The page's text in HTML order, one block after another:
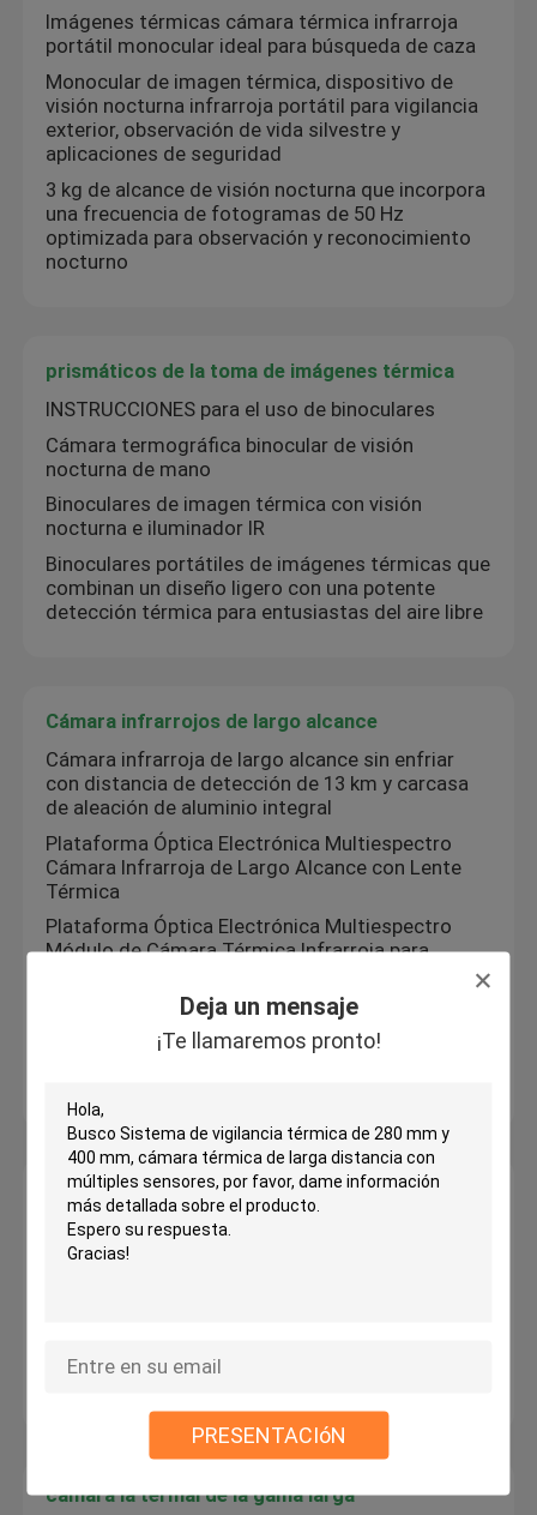
Deja un mensaje
¡Te llamaremos pronto!
PRESENTACIóN
Cámara de la visión nocturna de la gama larga
Sistema de vigilancia termal
cámara termal refrescada
Monóculo de la toma de imágenes térmica
Cámara infrarrojos de largo alcance
Cámara infrarroja portátil
Imágenes térmicas cámara térmica infrarroja
portátil monocular ideal para búsqueda de caza
Monocular de imagen térmica, dispositivo de
visión nocturna infrarroja portátil para vigilancia
exterior, observación de vida silvestre y
aplicaciones de seguridad
3 kg de alcance de visión nocturna que incorpora
una frecuencia de fotogramas de 50 Hz
optimizada para observación y reconocimiento
nocturno
prismáticos de la toma de imágenes térmica
INSTRUCCIONES para el uso de binoculares
Cámara termográfica binocular de visión
nocturna de mano
Binoculares de imagen térmica con visión
nocturna e iluminador IR
Binoculares portátiles de imágenes térmicas que
combinan un diseño ligero con una potente
detección térmica para entusiastas del aire libre
Cámara infrarrojos de largo alcance
Cámara infrarroja de largo alcance sin enfriar
con distancia de detección de 13 km y carcasa
de aleación de aluminio integral
Plataforma Óptica Electrónica Multiespectro
Cámara Infrarroja de Largo Alcance con Lente
Térmica
Plataforma Óptica Electrónica Multiespectro
Módulo de Cámara Térmica Infrarroja para
Distancia de detección Vehículo 13km Hombre
Cámara infrarroja de largo alcancePlataforma
óptica electrónica de espectro múltiple Lente
Cámara infrarroja portátil
Cámara térmica portátil de menos de 1 kg, ligera
Cámara infrarroja portátil de menos de 1 kg con
cámara la termal de la gama larga